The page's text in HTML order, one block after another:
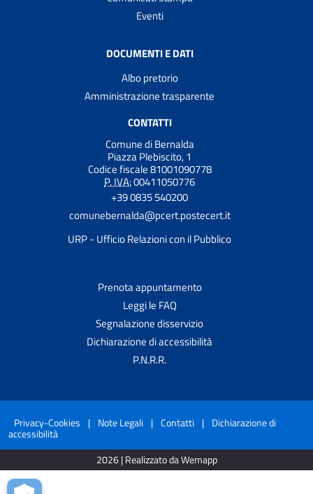
Eventi
DOCUMENTI E DATI
Albo pretorio
Amministrazione trasparente
CONTATTI
Comune di Bernalda
Piazza Plebiscito, 1
Codice fiscale 81001090778
P. IVA:00411050776
+39 0835 540200
comunebernalda@pcert.postecert.it
URP - Ufficio Relazioni con il Pubblico
Prenota appuntamento
Leggi le FAQ
Segnalazione disservizio
Dichiarazione di accessibilità
P.N.R.R.
Privacy-Cookies | Note Legali | Contatti | Dichiarazione di
accessibilità
2026 | Realizzato da Wemapp